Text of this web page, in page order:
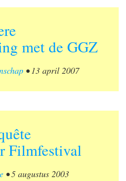
met de GGZ
• 13 april 2007
Filmfestival
•5 augustus 2003